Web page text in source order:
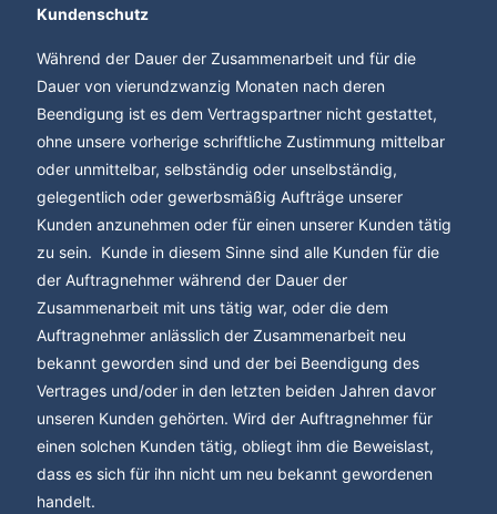
Kundenschutz
Während der Dauer der Zusammenarbeit und für die
Dauer von vierundzwanzig Monaten nach deren
Beendigung ist es dem Vertragspartner nicht gestattet,
ohne unsere vorherige schriftliche Zustimmung mittelbar
oder unmittelbar, selbständig oder unselbständig,
gelegentlich oder gewerbsmäßig Aufträge unserer
Kunden anzunehmen oder für einen unserer Kunden tätig
zu sein. Kunde in diesem Sinne sind alle Kunden für die
der Auftragnehmer während der Dauer der
Zusammenarbeit mit uns tätig war, oder die dem
Auftragnehmer anlässlich der Zusammenarbeit neu
bekannt geworden sind und der bei Beendigung des
Vertrages und/oder in den letzten beiden Jahren davor
unseren Kunden gehörten. Wird der Auftragnehmer für
einen solchen Kunden tätig, obliegt ihm die Beweislast,
dass es sich für ihn nicht um neu bekannt gewordenen
handelt.